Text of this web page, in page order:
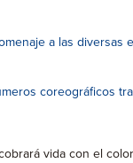
a las diversas
coreográficos
vida con el